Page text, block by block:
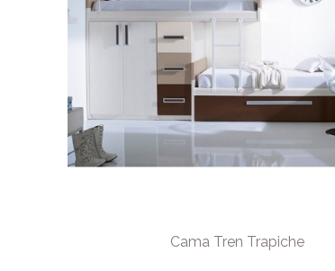
Cama Tren Trapiche